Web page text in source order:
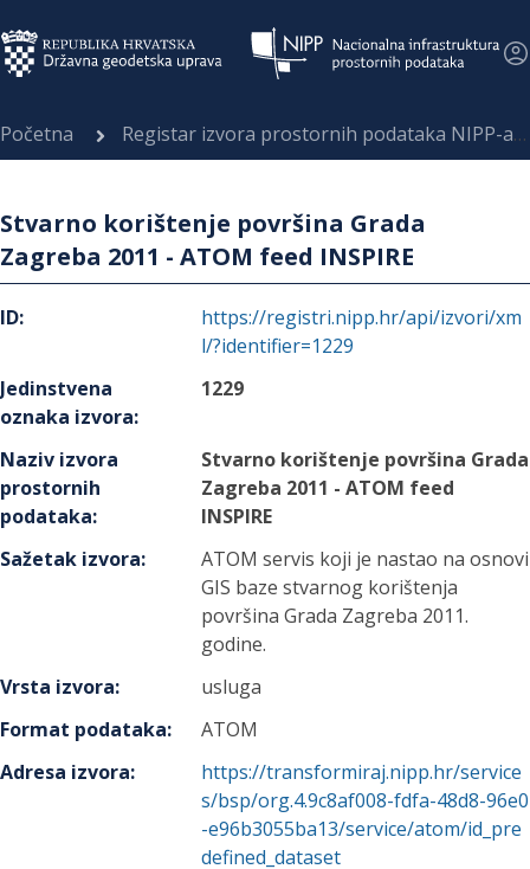
Početna Registar izvora prostornih podataka NIPP-a
Stvarno korištenje površina Grada
Zagreba 2011 - ATOM feed INSPIRE
ID:
https://registri.nipp.hr/api/izvori/xm
l/?identifier=1229
Jedinstvena
oznaka izvora:
1229
Naziv izvora
prostornih
podataka:
Stvarno korištenje površina Grada
Zagreba 2011 - ATOM feed
INSPIRE
Sažetak izvora:
ATOM servis koji je nastao na osnovi
GIS baze stvarnog korištenja
površina Grada Zagreba 2011.
godine.
Vrsta izvora:
usluga
Format podataka:
ATOM
Adresa izvora:
https://transformiraj.nipp.hr/service
s/bsp/org.4.9c8af008-fdfa-48d8-96e0
-e96b3055ba13/service/atom/id_pre
defined_dataset